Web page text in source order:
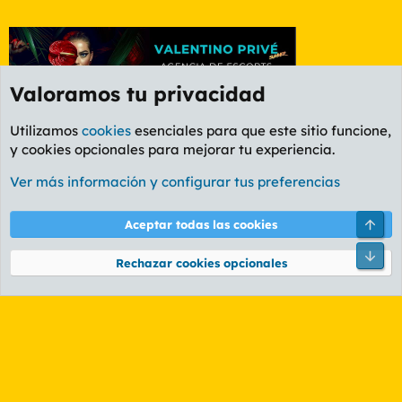
Foro General
Cookies
PL OLDSTYLE AMARILLO
Términos y reglas Política de privacidad Ayuda
Community platform by XenForo® © 2010-2026 XenForo Ltd.
Valoramos tu privacidad
Utilizamos cookies esenciales para que este sitio funcione,
y cookies opcionales para mejorar tu experiencia.
Ver más información y configurar tus preferencias
Aceptar todas las cookies
Rechazar cookies opcionales
Pie